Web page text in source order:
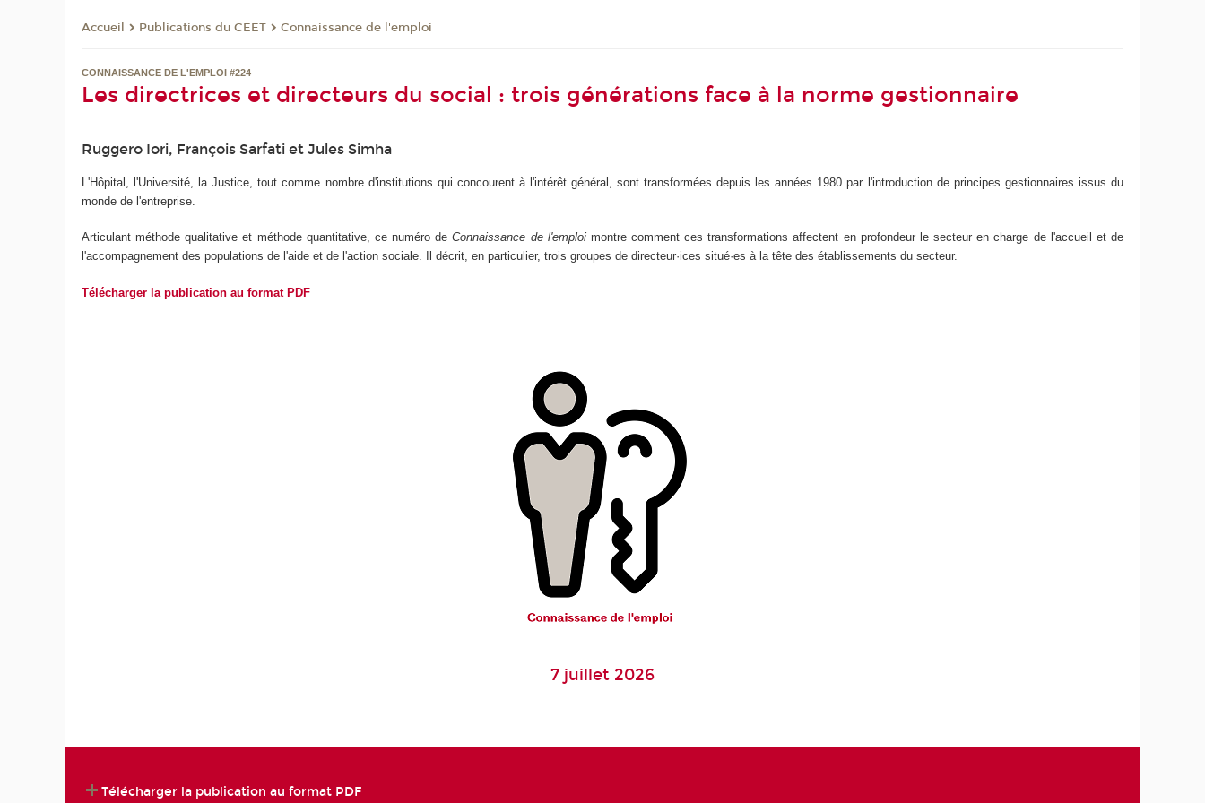
Accueil Publications du CEET Connaissance de l'emploi
CONNAISSANCE DE L'EMPLOI #224
Les directrices et directeurs du social : trois générations face à la norme gestionnaire
Ruggero Iori, François Sarfati et Jules Simha
L'Hôpital, l'Université, la Justice, tout comme nombre d'institutions qui concourent à l'intérêt général, sont transformées depuis les années 1980 par l'introduction de principes gestionnaires issus du
monde de l'entreprise.
Articulant méthode qualitative et méthode quantitative, ce numéro deConnaissance de l'emploimontre comment ces transformations affectent en profondeur le secteur en charge de l'accueil et de
l'accompagnement des populations de l'aide et de l'action sociale. Il décrit, en particulier, trois groupes de directeur·ices situé·es à la tête des établissements du secteur.
Télécharger la publication au format PDF
7 juillet 2026
Télécharger la publication au format PDF